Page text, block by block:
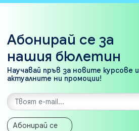
Абонирай се за
нашия бюлетин
Научавай пръв за новите курсове и
актуалните ни промоции!
Абонирай се